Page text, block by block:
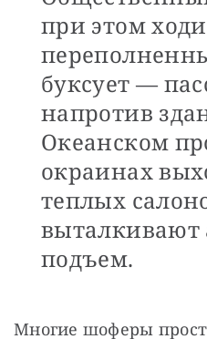
при этом
буксует —
напротив
Океанском
окраинах
теплых
выталкивают
подъем.
Многие шоферы